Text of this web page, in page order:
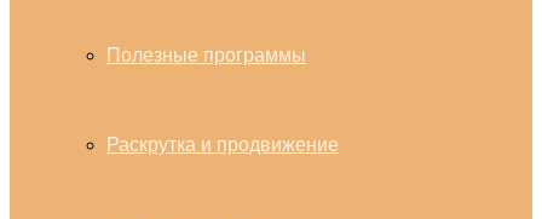
Полезные программы
Раскрутка и продвижение